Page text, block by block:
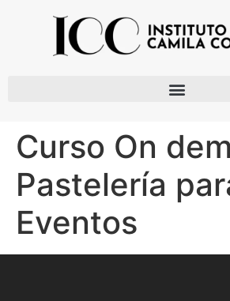
Curso On
Pastelería
Eventos